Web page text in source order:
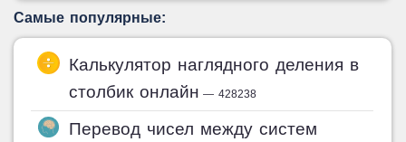
Самые популярные:
Калькулятор наглядного деления в
столбик онлайн — 428238
Перевод чисел между систем